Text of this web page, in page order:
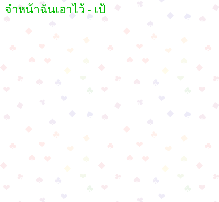
จำหน้าฉันเอาไว้ - เป้